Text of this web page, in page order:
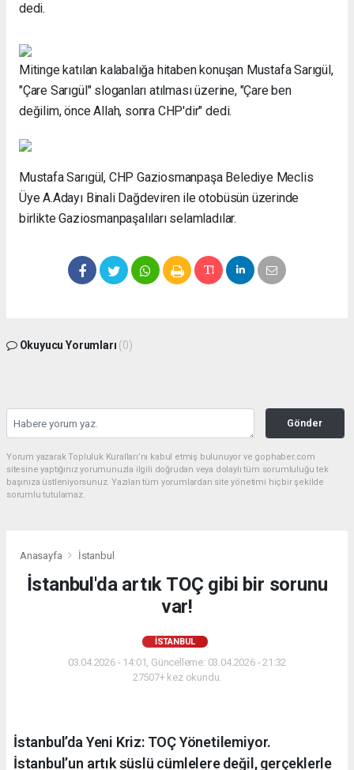
dedi.
Mitinge katılan kalabalığa hitaben konuşan Mustafa Sarıgül,
"Çare Sarıgül" sloganları atılması üzerine, "Çare ben
değilim, önce Allah, sonra CHP'dir" dedi.
Mustafa Sarıgül, CHP Gaziosmanpaşa Belediye Meclis
Üye A.Adayı Binali Dağdeviren ile otobüsün üzerinde
birlikte Gaziosmanpaşalıları selamladılar.
Okuyucu Yorumları (0)
Gönder
Yorum yazarak Topluluk Kuralları’nı kabul etmiş bulunuyor ve gophaber.com
sitesine yaptığınız yorumunuzla ilgili doğrudan veya dolaylı tüm sorumluluğu tek
başınıza üstleniyorsunuz. Yazılan tüm yorumlardan site yönetimi hiçbir şekilde
sorumlu tutulamaz.
Anasayfa İstanbul
İstanbul'da artık TOÇ gibi bir sorunu
var!
İSTANBUL
03.04.2026 - 14:01, Güncelleme: 03.04.2026 - 21:32
27507+ kez okundu.
İstanbul’da Yeni Kriz: TOÇ Yönetilemiyor.
İstanbul’un artık süslü cümlelere değil, gerçeklerle